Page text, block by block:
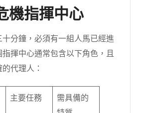
機指揮中心
分鐘，必須有一組人馬已經進
揮中心通常包含以下角色，且
代理人：
主要任務
需具備的